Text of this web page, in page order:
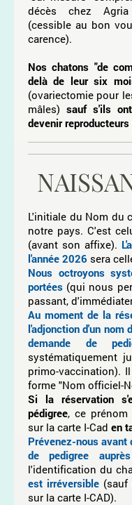
décès chez
(cessible au bon
carence).
Nos chatons "de
delà de leur six
(ovariectomie pour
mâles) sauf s'ils
devenir reproducteurs
L'initiale du Nom du
notre pays. C'est
(avant son affixe).
l'année 2026 sera
Nous octroyons
portées (qui nous
passant,
Au moment de la
l'adjonction d'un nom
demande de
systématiquement
primo-vaccination).
forme "Nom officiel-
Si la réservation
pédigree, ce
sur la carte I-Cad en
Prévenez-nous avant
de pedigree
l'identification du
est irréversible (sauf
sur la carte I-CAD).